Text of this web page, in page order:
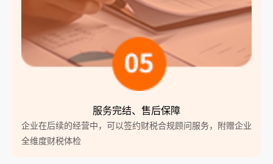
服务完结、售后保障
企业在后续的经营中，可以签约财税合规顾问服务，附赠企业
全维度财税体检